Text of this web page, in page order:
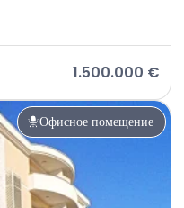
1.500.000 €
Офисное помещение